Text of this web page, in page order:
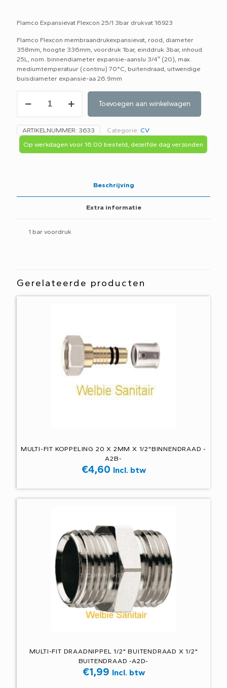
Flamco Expansievat Flexcon 25/1 3bar drukvat 16923
Flamco Flexcon membraandrukexpansievat, rood, diameter
358mm, hoogte 336mm, voordruk 1bar, einddruk 3bar, inhoud
25L, nom. binnendiameter expansie-aanslu 3/4″ (20), max.
mediumtemperatuur (continu) 70°C, buitendraad, uitwendige
buisdiameter expansie-aa 26.9mm
Expansievat
25/1
3bar
drukvat
16923
Toevoegen aan winkelwagen
ARTIKELNUMMER: 3633 Categorie: CV
Op werkdagen voor 16:00 besteld, dezelfde dag verzonden
Beschrijving
Extra informatie
1 bar voordruk
Gerelateerde producten
MULTI-FIT KOPPELING 20 X 2MM X 1/2"BINNENDRAAD -
A2B-
€4,60 Incl. btw
MULTI-FIT DRAADNIPPEL 1/2" BUITENDRAAD X 1/2"
BUITENDRAAD -A2D-
€1,99 Incl. btw